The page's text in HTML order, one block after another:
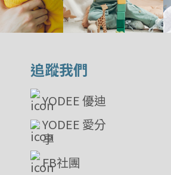
追蹤我們
YODEE 優迪
YODEE 愛分
享
FB社團